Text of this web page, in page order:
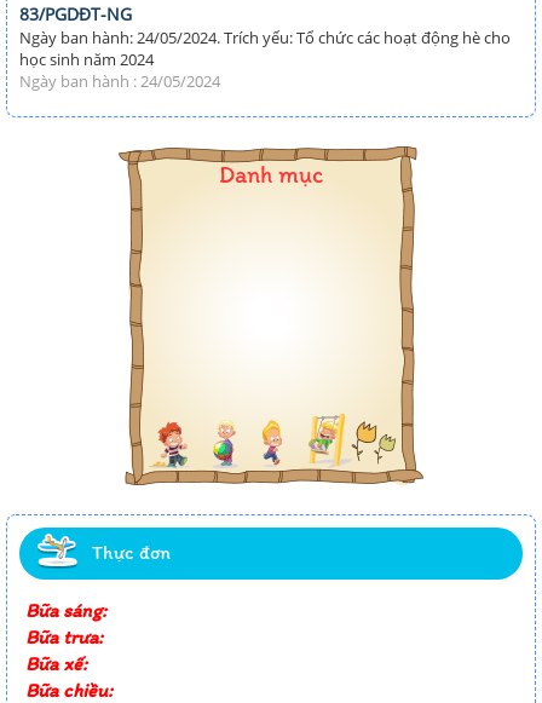
83/PGDĐT-NG
Ngày ban hành: 24/05/2024. Trích yếu: Tổ chức các hoạt động hè cho
học sinh năm 2024
Ngày ban hành : 24/05/2024
Danh mục
Thực đơn
Bữa sáng:
Bữa trưa:
Bữa xế:
Bữa chiều: